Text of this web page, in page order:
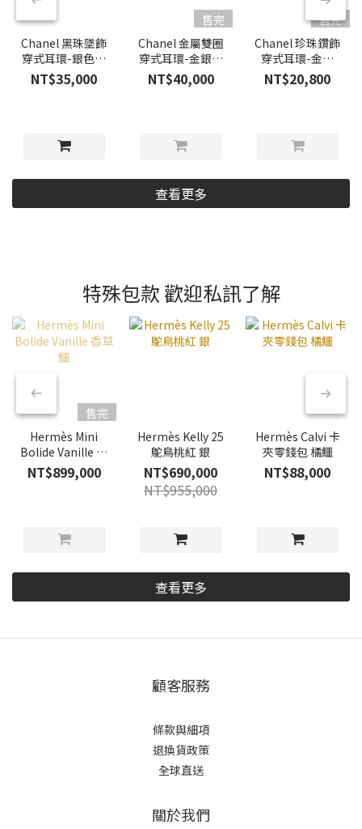
Chanel 黑珠墜飾
穿式耳環-銀色｜
Preloved 精品
NT$35,000
售完
Chanel 金屬雙圈
穿式耳環-金銀｜
Preloved 精品
NT$40,000
售完
Chanel 珍珠鑽飾
穿式耳環-金｜
Preloved 精品
NT$20,800
查看更多
特殊包款 歡迎私訊了解
售完
Hermès Mini
Bolide Vanille 香
草鱷
NT$899,000
Hermès Kelly 25
鴕鳥桃紅 銀
NT$690,000
NT$955,000
Hermès Calvi 卡
夾零錢包 橘鱷
NT$88,000
查看更多
顧客服務
條款與細項
退換貨政策
全球直送
關於我們